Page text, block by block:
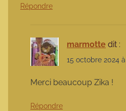
Répondre
marmotte dit :
15 octobre 2024
Merci beaucoup Zika !
Répondre